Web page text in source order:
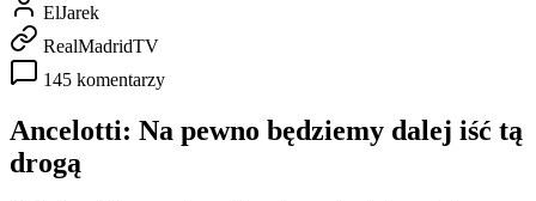
ElJarek
RealMadridTV
145 komentarzy
Ancelotti: Na pewno będziemy dalej iść tą
drogą